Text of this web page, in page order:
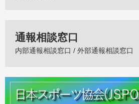
通報相談窓口
内部通報相談窓口 / 外部通報相談窓口